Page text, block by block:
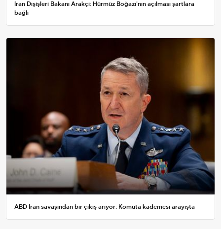
İran Dışişleri Bakanı Arakçi: Hürmüz Boğazı'nın açılması şartlara
bağlı
ABD İran savaşından bir çıkış arıyor: Komuta kademesi arayışta